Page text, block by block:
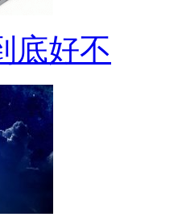
底好不